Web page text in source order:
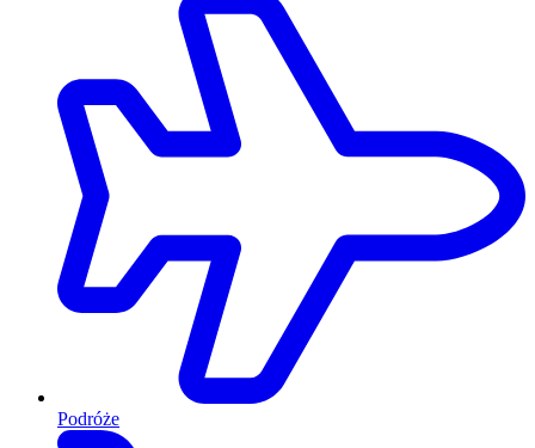
Podróże